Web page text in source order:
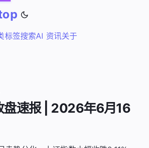
标签搜索AI 资讯关于
盘速报 | 2026年6月16